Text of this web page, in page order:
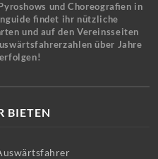
und Choreografien in
findet ihr nützliche
und auf den Vereinsseiten
über Jahre
BIETEN